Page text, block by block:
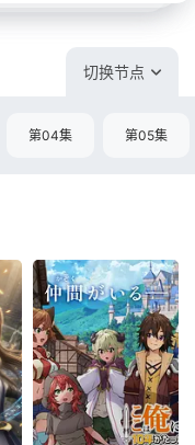
切换节点
第04集 第05集